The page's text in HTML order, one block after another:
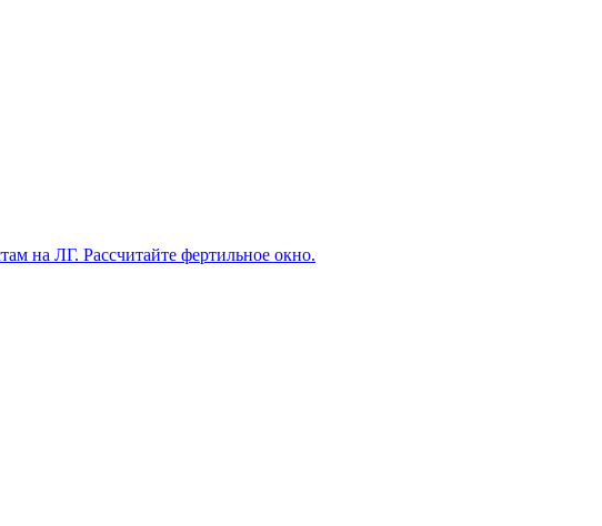
на ЛГ. Рассчитайте фертильное окно.